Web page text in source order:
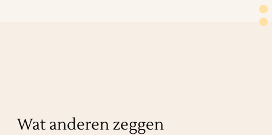
Wat anderen zeggen